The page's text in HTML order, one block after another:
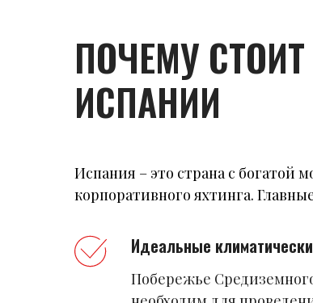
ПОЧЕМУ
ИСПАНИИ
Испания – это страна с
корпоративного яхтинга.
Идеальные
Побережье